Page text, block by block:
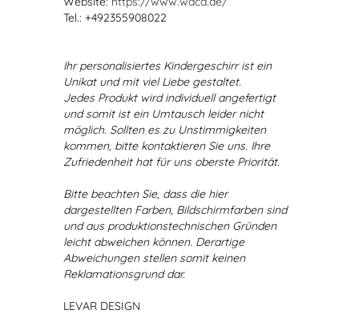
Tel.: +492355908022
Ihr personalisiertes Kindergeschirr ist ein
Unikat und mit viel Liebe gestaltet.
Jedes Produkt wird individuell angefertigt
und somit ist ein Umtausch leider nicht
möglich. Sollten es zu Unstimmigkeiten
kommen, bitte kontaktieren Sie uns. Ihre
Zufriedenheit hat für uns oberste Priorität.
Bitte beachten Sie, dass die hier
dargestellten Farben, Bildschirmfarben sind
und aus produktionstechnischen Gründen
leicht abweichen können. Derartige
Abweichungen stellen somit keinen
Reklamationsgrund dar.
LEVAR DESIGN